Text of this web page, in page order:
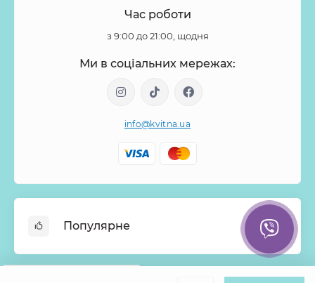
Час роботи
з 9:00 до 21:00, щодня
Ми в соціальних мережах:
info@kvitna.ua
Популярне
Онлайн-Вітрина